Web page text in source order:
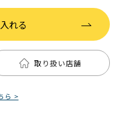
れる
取り扱い店舗
ら >